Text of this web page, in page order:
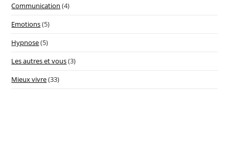
Communication (4)
Emotions(5)
Hypnose(5)
Les autres et vous(3)
Mieux vivre(33)